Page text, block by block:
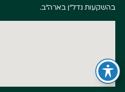
בהשקעות נדל"ן בארה"ב.